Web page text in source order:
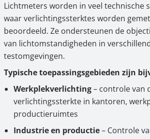
Lichtmeters worden in veel technische
waar verlichtingssterktes worden
beoordeeld. Ze ondersteunen de
van lichtomstandigheden in
testomgevingen.
Typische toepassingsgebieden zijn
Werkplekverlichting– controle van
verlichtingssterkte in kantoren,
productieruimtes
Industrie en productie– Controle